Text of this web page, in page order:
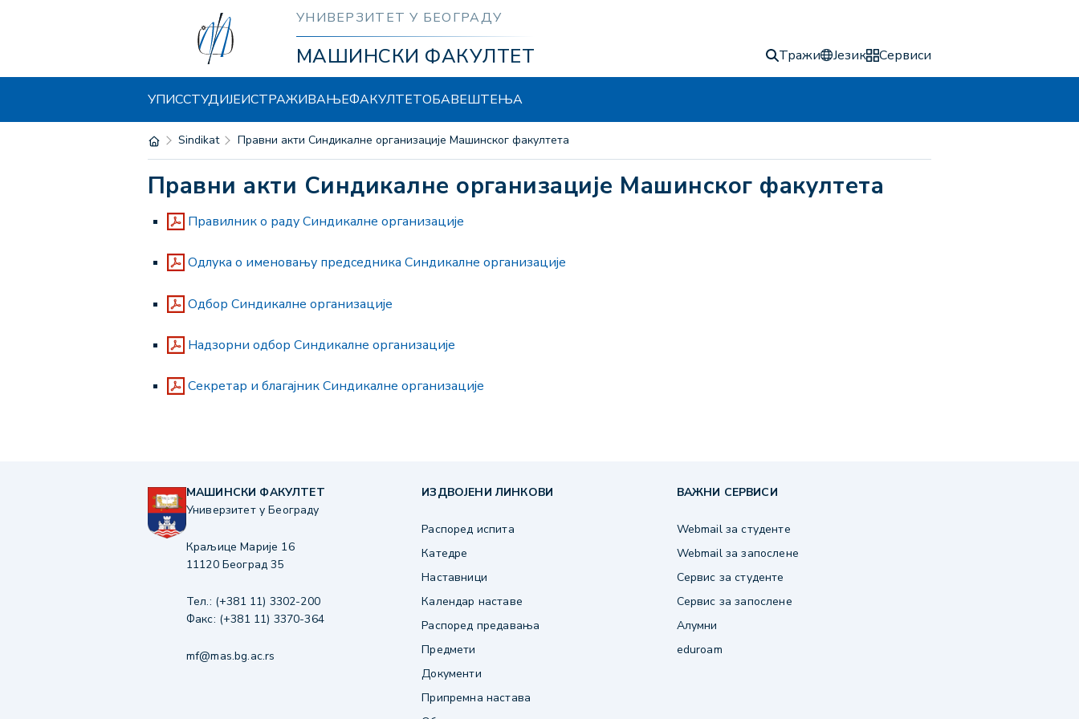
УНИВЕРЗИТЕТ У БЕОГРАДУ
МАШИНСКИ ФАКУЛТЕТ Тражи Језик Сервиси
УПИССТУДИЈЕИСТРАЖИВАЊЕФАКУЛТЕТОБАВЕШТЕЊА
sindikat Правни акти Синдикалне организације Машинског факултета
Правни акти Синдикалне организације Машинског факултета
Правилник о раду Синдикалне организације
Одлука о именовању председника Синдикалне организације
Одбор Синдикалне организације
Надзорни одбор Синдикалне организације
Секретар и благајник Синдикалне организације
МАШИНСКИ ФАКУЛТЕТ
Универзитет у Београду
Краљице Марије 16
11120 Београд 35
Тел.: (+381 11) 3302-200
Факс: (+381 11) 3370-364
mf@mas.bg.ac.rs
ИЗДВОЈЕНИ ЛИНКОВИ
Распоред испита
Катедре
Наставници
Календар наставе
Распоред предавања
Предмети
Документи
Припремна настава
ВАЖНИ СЕРВИСИ
Webmail за студенте
Webmail за запослене
Сервис за студенте
Сервис за запослене
Алумни
eduroam